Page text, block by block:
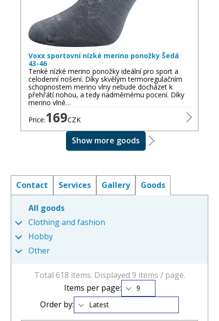
Voxx sportovní nízké merino ponožky Šedá
43-46
Tenké nízké merino ponožky ideální pro sport a
celodenní nošení. Díky skvělým termoregulačním
schopnostem merino vlny nebude docházet k
přehřátí nohou, a tedy nadměrnému pocení. Díky
merino vlně…
Price:169CZK
Show more goods
Contact Services Gallery Goods
All goods
Clothing and fashion
Hobby
Other
Total 618 items. Displayed 9 items / page.
Items per page:
9
Order by: Latest